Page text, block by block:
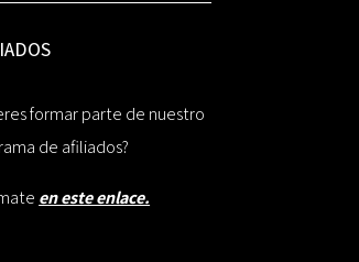
formar parte de nuestro
de afiliados?
en este enlace.